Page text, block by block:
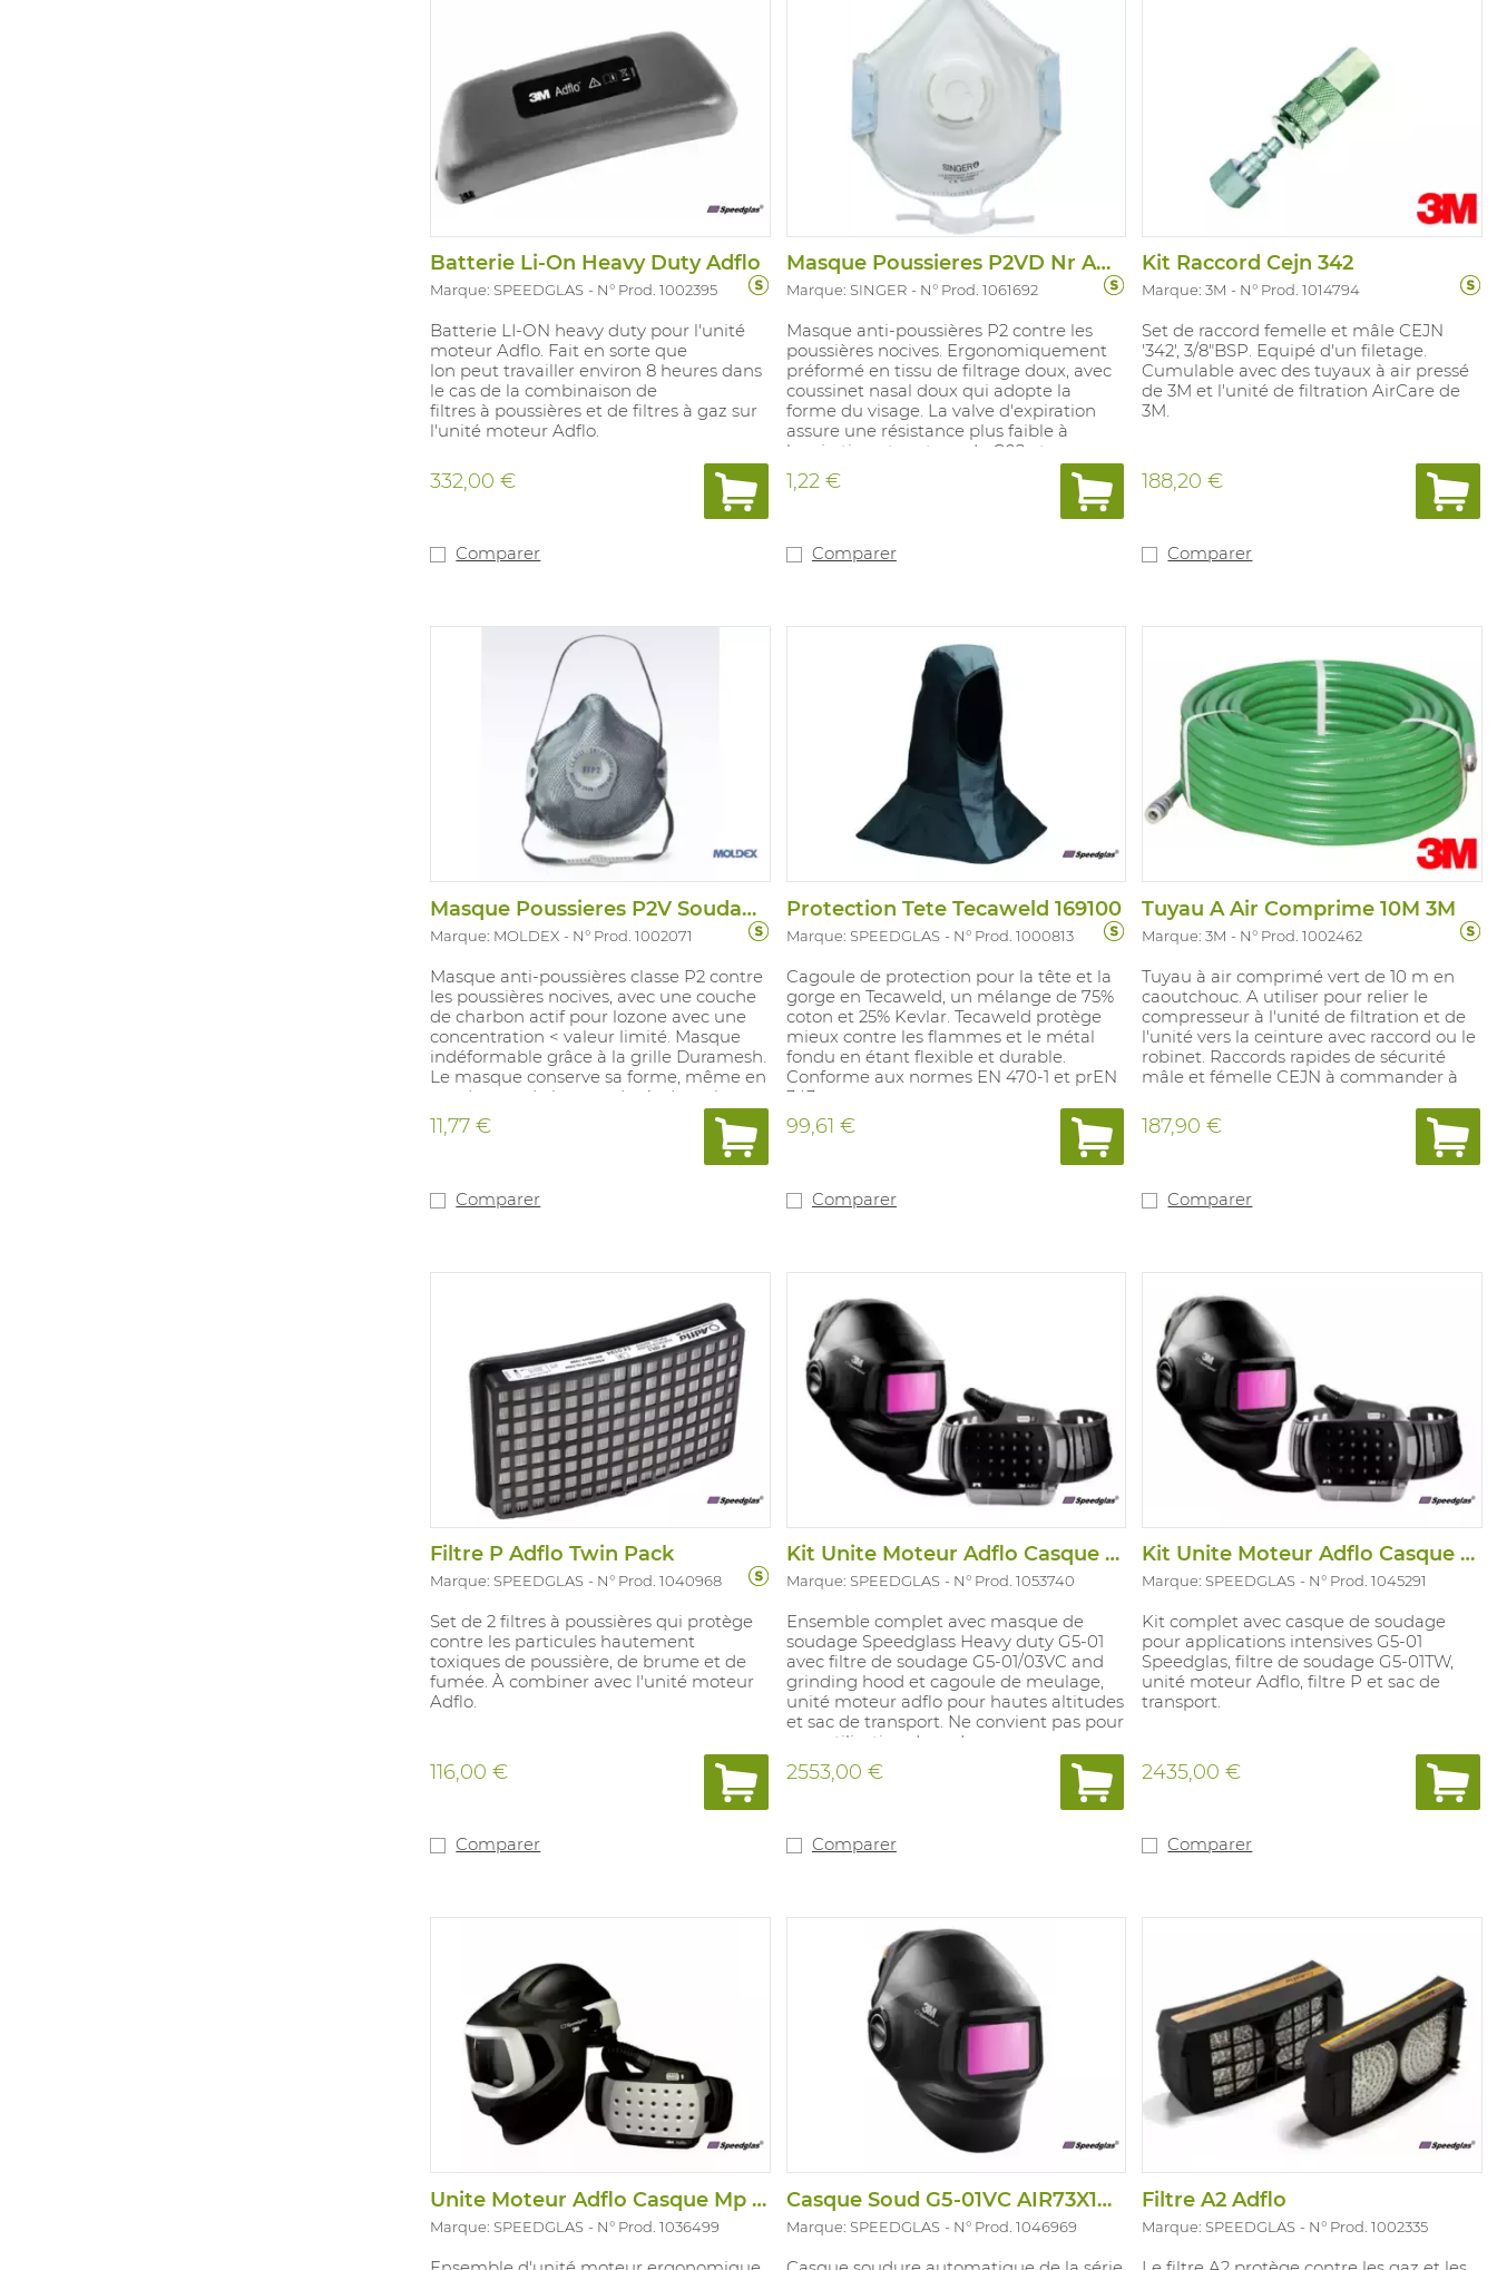
Batterie Li-On Heavy Duty Adflo
Marque: SPEEDGLAS N° Prod. 1002395
Batterie LI-ON heavy duty pour l'unité
moteur Adflo. Fait en sorte que
lon peut travailler environ 8 heures dans
le cas de la combinaison de
filtres à poussières et de filtres à gaz sur
l'unité moteur Adflo.
332,00 €
Comparer
Masque Poussieres P2VD Nr AUUM22V
Marque: SINGER N° Prod. 1061692
Masque anti-poussières P2 contre les
poussières nocives. Ergonomiquement
préformé en tissu de filtrage doux, avec
coussinet nasal doux qui adopte la
forme du visage. La valve d'expiration
assure une résistance plus faible à
lexpiration et un taux de C02 et
d'humidité faible dans le masque. Sans
barrette nasale, ni autres pièces en
métal. Avec lanières de tête élastiques
ans à compterde la date de fabrication.
1,22 €
Comparer
Kit Raccord Cejn 342
Marque: 3M N° Prod. 1014794
Set de raccord femelle et mâle CEJN
'342', 3/8"BSP. Equipé d'un filetage.
Cumulable avec des tuyaux à air pressé
de 3M et l'unité de filtration AirCare de
3M.
188,20 €
Comparer
Masque Poussieres P2V Soudage 2445 Smart
Marque: MOLDEX N° Prod. 1002071
Masque anti-poussières classe P2 contre
les poussières nocives, avec une couche
de charbon actif pour lozone avec une
concentration < valeur limité. Masque
indéformable grâce à la grille Duramesh.
Le masque conserve sa forme, même en
cas de port de longue durée. La valve
d'expiration assure une résistance plus
faible à le'xpiration et un taux de C02 et
nasal confortable. Avec des armatures
En accordance avec: EN 149:2001.
11,77 €
Comparer
Protection Tete Tecaweld 169100
Marque: SPEEDGLAS N° Prod. 1000813
Cagoule de protection pour la tête et la
gorge en Tecaweld, un mélange de 75%
coton et 25% Kevlar. Tecaweld protège
mieux contre les flammes et le métal
fondu en étant flexible et durable.
Conforme aux normes EN 470-1 et prEN
343.
99,61 €
Comparer
Tuyau A Air Comprime 10M 3M
Marque: 3M N° Prod. 1002462
Tuyau à air comprimé vert de 10 m en
caoutchouc. A utiliser pour relier le
compresseur à l'unité de filtration et de
l'unité vers la ceinture avec raccord ou le
robinet. Raccords rapides de sécurité
mâle et fémelle CEJN à commander à
187,90 €
Comparer
Filtre P Adflo Twin Pack
Marque: SPEEDGLAS N° Prod. 1040968
Set de 2 filtres à poussières qui protège
contre les particules hautement
toxiques de poussière, de brume et de
fumée. À combiner avec l'unité moteur
Adflo.
116,00 €
Comparer
Kit Unite Moteur Adflo Casque G5-01VC
Marque: SPEEDGLAS N° Prod. 1053740
Ensemble complet avec masque de
soudage Speedglass Heavy duty G5-01
avec filtre de soudage G5-01/03VC and
grinding hood et cagoule de meulage,
unité moteur adflo pour hautes altitudes
et sac de transport. Ne convient pas pour
une utilisation dans des espaces
confinés. La grande visière transparente
(104x170mm) est incurvée et offre une
naturelle du filtre de soudage offre une
visière ou n'importe où entre les deux.
Le profil mince et la conception
ergonomique du casque le rendent
encore plus léger et plus facile à
travailler dans des espaces restreints.
2553,00 €
Comparer
Kit Unite Moteur Adflo Casque G5-01TW
Marque: SPEEDGLAS N° Prod. 1045291
Kit complet avec casque de soudage
pour applications intensives G5-01
Speedglas, filtre de soudage G5-01TW,
unité moteur Adflo, filtre P et sac de
transport.
2435,00 €
Comparer
Unite Moteur Adflo Casque Mp Air Sans Fi
Marque: SPEEDGLAS N° Prod. 1036499
Casque Soud G5-01VC AIR73X109MM 3/5/8-14
Marque: SPEEDGLAS N° Prod. 1046969
Filtre A2 Adflo
Marque: SPEEDGLAS N° Prod. 1002335